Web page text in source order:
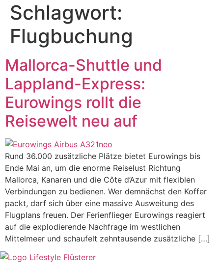
Schlagwort:
Flugbuchung
Mallorca-Shuttle und
Lappland-Express:
Eurowings rollt die
Reisewelt neu auf
Rund 36.000 zusätzliche Plätze bietet Eurowings bis
Ende Mai an, um die enorme Reiselust Richtung
Mallorca, Kanaren und die Côte d’Azur mit flexiblen
Verbindungen zu bedienen. Wer demnächst den Koffer
packt, darf sich über eine massive Ausweitung des
Flugplans freuen. Der Ferienflieger Eurowings reagiert
auf die explodierende Nachfrage im westlichen
Mittelmeer und schaufelt zehntausende zusätzliche […]